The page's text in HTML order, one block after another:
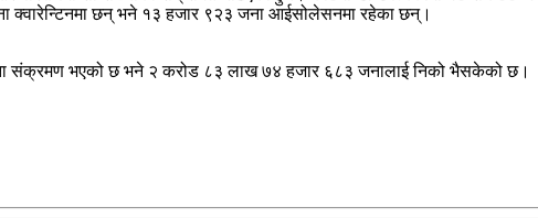
क्वारेन्टिनमा छन् भने १३ हजार ९२३ जना आईसोलेसनमा रहेका छन्।
संक्रमण भएको छ भने २ करोड ८३ लाख ७४ हजार ६८३ जनालाई निको भैसकेको छ।